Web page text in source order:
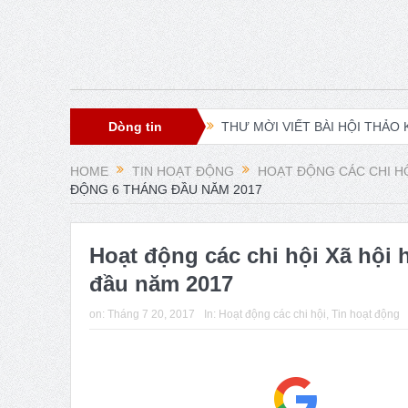
Dòng tin THƯ MỜI VIẾT BÀI HỘI THẢO
XXI ISA World Congress of
Lễ ra mắt Chi hội xã hội học
Presidential Corner – Geoffrey
ISA World Congress of
Thời sự Hà Nội 15h ngày 8/7/
HOME TIN HOẠT ĐỘNG HOẠT ĐỘNG CÁC CHI
ĐỘNG 6 THÁNG ĐẦU NĂM 2017
Hoạt động các chi hội Xã hội
đầu năm 2017
on: Tháng 7 20, 2017 In: Hoạt động các chi hội Tin hoạt động